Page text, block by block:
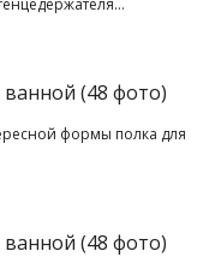
формы полка для